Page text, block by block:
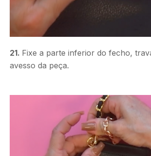
21. Fixe a parte inferior do fecho,
avesso da peça.